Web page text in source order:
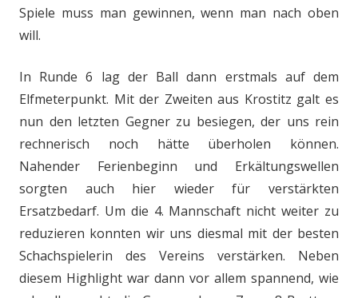
Spiele muss man gewinnen, wenn man nach oben
will.
In Runde 6 lag der Ball dann erstmals auf dem
Elfmeterpunkt. Mit der Zweiten aus Krostitz galt es
nun den letzten Gegner zu besiegen, der uns rein
rechnerisch noch hätte überholen können.
Nahender Ferienbeginn und Erkältungswellen
sorgten auch hier wieder für verstärkten
Ersatzbedarf. Um die 4. Mannschaft nicht weiter zu
reduzieren konnten wir uns diesmal mit der besten
Schachspielerin des Vereins verstärken. Neben
diesem Highlight war dann vor allem spannend, wie